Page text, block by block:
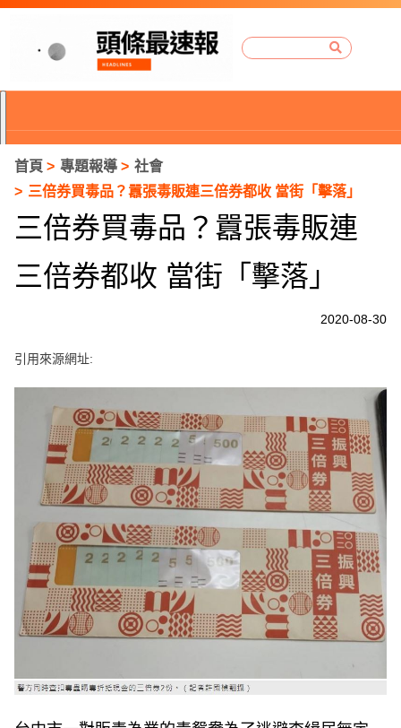
首頁 專題報導
社會
三倍券買毒品？囂張毒販連三倍券都收 當街「擊落」
三倍券買毒品？囂張毒販連
三倍券都收 當街「擊落」
2020-08-30
引用來源網址: